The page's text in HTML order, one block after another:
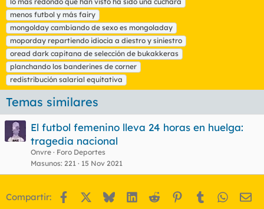
s
menos futbol y más fairy
mongolday cambiando de sexo es mongoladay
moporday repartiendo idiocia a diestro y siniestro
oread dark capitana de selección de bukakkeras
planchando los banderines de corner
redistribución salarial equitativa
Temas similares
El futbol femenino lleva 24 horas en huelga:
tragedia nacional
Onvre
Foro Deportes
Masunos 221 15 Nov 2021
Compartir: Facebook BlueskyLinkedIn
Reddit Pinterest
Tumblr